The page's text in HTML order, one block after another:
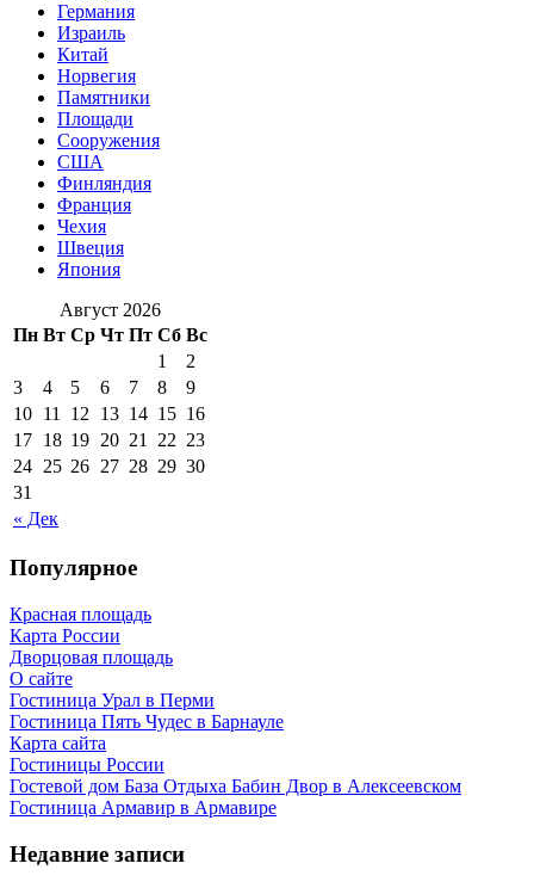
Германия
Израиль
Китай
Норвегия
Памятники
Площади
Сооружения
США
Финляндия
Франция
Чехия
Швеция
Япония
Август 2026
Пн Вт Ср Чт Пт Сб Вс
« Дек
1
2
3
4 5 6 7 8
9
10 11 12 13 14 15 16
17 18 19 20 21 22 23
24 25 26 27 28 29 30
31
Популярное
Красная площадь
Карта России
Дворцовая площадь
О сайте
Гостиница Урал в Перми
Гостиница Пять Чудес в Барнауле
Карта сайта
Гостиницы России
Гостевой дом База Отдыха Бабин Двор в Алексеевском
Гостиница Армавир в Армавире
Недавние записи